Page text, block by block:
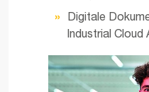
Digitale
Industrial Cloud